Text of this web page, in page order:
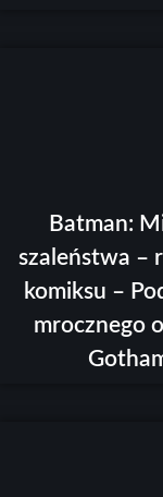
Batman:
szaleństwa –
komiksu –
mrocznego